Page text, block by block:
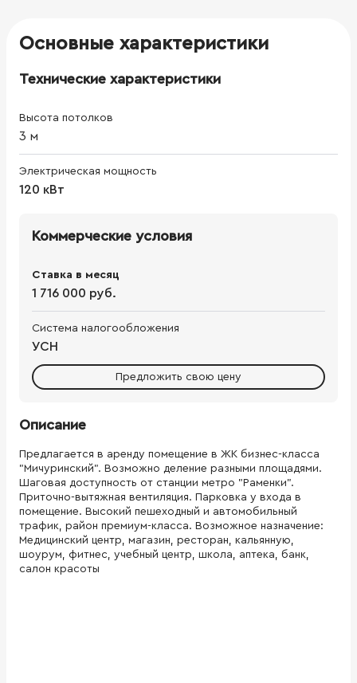
Основные характеристики
Технические характеристики
Высота потолков
3 м
Электрическая мощность
120 кВт
Коммерческие условия
Ставка в месяц
1 716 000 руб.
Система налогообложения
УСН
Предложить свою цену
Описание
Предлагается в аренду помещение в ЖК бизнес-класса
"Мичуринский". Возможно деление разными площадями.
Шаговая доступность от станции метро "Раменки".
Приточно-вытяжная вентиляция. Парковка у входа в
помещение. Высокий пешеходный и автомобильный
трафик, район премиум-класса. Возможное назначение:
Медицинский центр, магазин, ресторан, кальянную,
шоурум, фитнес, учебный центр, школа, аптека, банк,
салон красоты